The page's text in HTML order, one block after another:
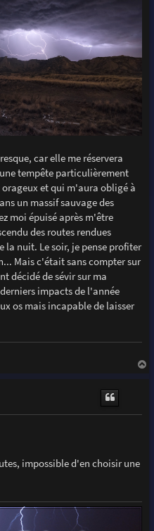
car elle me réservera
tempête particulièrement
et qui m'aura obligé à
un massif sauvage des
moi épuisé après m'être
des routes rendues
la nuit. Le soir, je pense profiter
Mais c'était sans compter sur
décidé de sévir sur ma
impacts de l'année
os mais incapable de laisser
impossible d'en choisir une